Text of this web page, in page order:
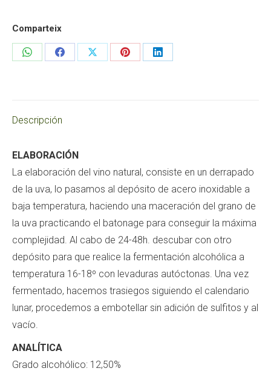
Gran
cantidad
Comparteix
Share
Share
Share
Share
Share
Descripción
ELABORACIÓN
La elaboración del vino natural, consiste en un derrapado
de la uva, lo pasamos al depósito de acero inoxidable a
baja temperatura, haciendo una maceración del grano de
la uva practicando el batonage para conseguir la máxima
complejidad. Al cabo de 24-48h. descubar con otro
depósito para que realice la fermentación alcohólica a
temperatura 16-18º con levaduras autóctonas. Una vez
fermentado, hacemos trasiegos siguiendo el calendario
lunar, procedemos a embotellar sin adición de sulfitos y al
vacío.
ANALÍTICA
Grado alcohólico: 12,50%